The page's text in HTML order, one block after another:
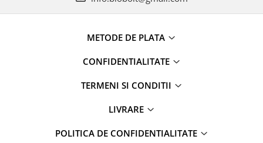
METODE DE PLATA
CONFIDENTIALITATE
TERMENI SI CONDITII
LIVRARE
POLITICA DE CONFIDENTIALITATE